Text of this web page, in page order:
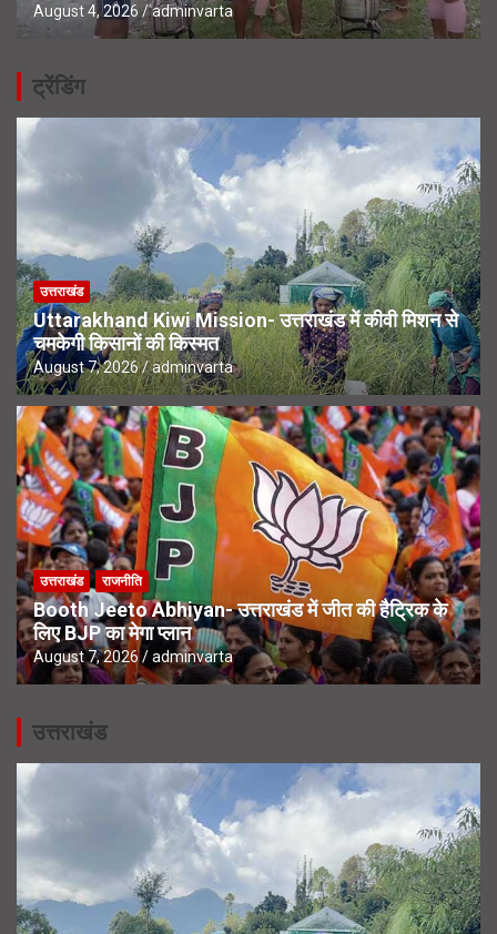
August 4, 2026 adminvarta
ट्रेंडिंग
उत्तराखंड
Uttarakhand Kiwi Mission- उत्तराखंड में कीवी मिशन से
चमकेगी किसानों की किस्मत
August 7, 2026 adminvarta
उत्तराखंड राजनीति
Booth Jeeto Abhiyan- उत्तराखंड में जीत की हैट्रिक के
लिए BJP का मेगा प्लान
August 7, 2026 adminvarta
उत्तराखंड